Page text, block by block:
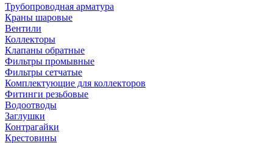
Трубопроводная арматура
Краны шаровые
Вентили
Коллекторы
Клапаны обратные
Фильтры промывные
Фильтры сетчатые
Комплектующие для коллекторов
Фитинги резьбовые
Водоотводы
Заглушки
Контрагайки
Крестовины